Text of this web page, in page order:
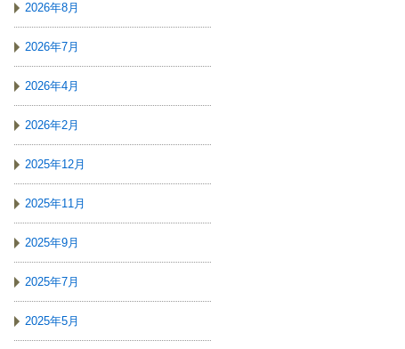
2026年8月
2026年7月
2026年4月
2026年2月
2025年12月
2025年11月
2025年9月
2025年7月
2025年5月